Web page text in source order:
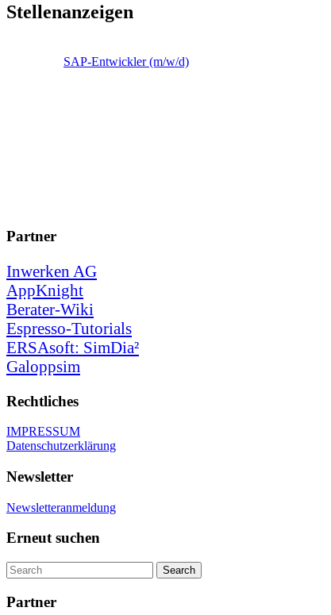
Stellenanzeigen
SAP-Entwickler (m/w/d)
Partner
Inwerken AG
AppKnight
Berater-Wiki
Espresso-Tutorials
ERSAsoft: SimDia²
Galoppsim
Rechtliches
IMPRESSUM
Datenschutzerklärung
Newsletter
Newsletteranmeldung
Erneut suchen
Partner